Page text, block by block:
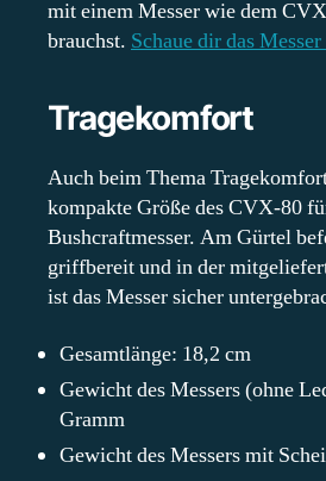
mit einem Messer wie dem
brauchst. Schaue dir das
Tragekomfort
Auch beim Thema
kompakte Größe des CVX-80
Bushcraftmesser. Am Gürtel
griffbereit und in der
ist das Messer sicher
Gesamtlänge: 18,2 cm
Gewicht des Messers (ohne
Gramm
Gewicht des Messers mit